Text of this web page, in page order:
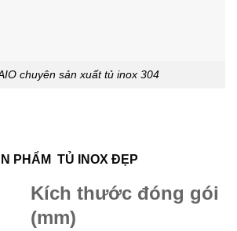
chuyên sản xuất tủ inox 304
PHẨM TỦ INOX ĐẸP
Kích thước đóng gói
(mm)